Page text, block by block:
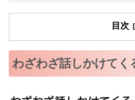
目次
わざわざ話しかけてく